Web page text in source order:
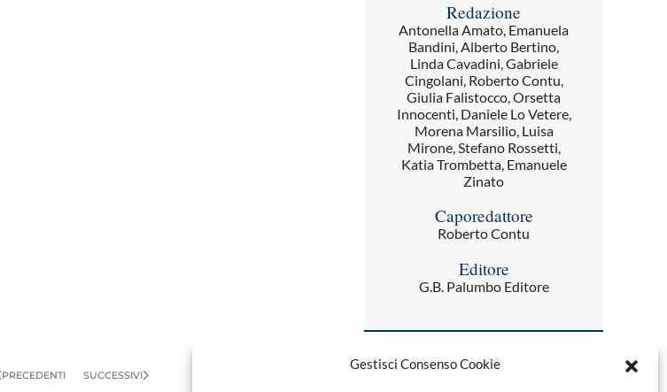
Gestisci Consenso Cookie
Redazione
Antonella Amato, Emanuela
Bandini, Alberto Bertino,
Linda Cavadini, Gabriele
Cingolani, Roberto Contu,
Giulia Falistocco, Orsetta
Innocenti, Daniele Lo Vetere,
Morena Marsilio, Luisa
Mirone, Stefano Rossetti,
Katia Trombetta, Emanuele
Zinato
Caporedattore
Roberto Contu
Editore
G.B. Palumbo Editore
PRECEDENTI SUCCESSIVI